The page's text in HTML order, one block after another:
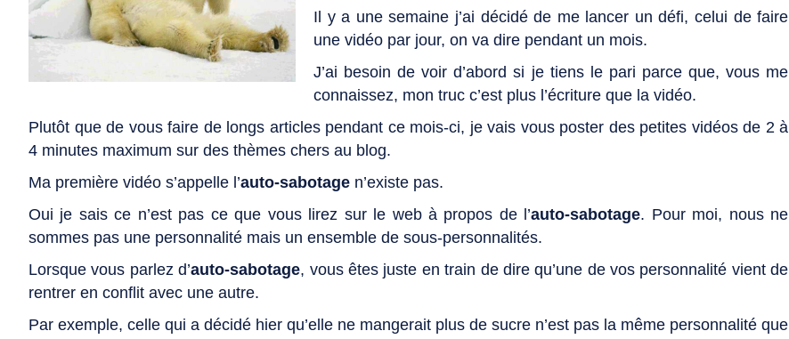
Il y a une semaine j’ai décidé de me lancer un défi, celui de faire
une vidéo par jour, on va dire pendant un mois.
J’ai besoin de voir d’abord si je tiens le pari parce que, vous me
connaissez, mon truc c’est plus l’écriture que la vidéo.
Plutôt que de vous faire de longs articles pendant ce mois-ci, je vais vous poster des petites vidéos de 2 à
4 minutes maximum sur des thèmes chers au blog.
Ma première vidéo s’appelle l’auto-sabotage n’existe pas.
Oui je sais ce n’est pas ce que vous lirez sur le web à propos de l’auto-sabotage. Pour moi, nous ne
sommes pas une personnalité mais un ensemble de sous-personnalités.
Lorsque vous parlez d’auto-sabotage, vous êtes juste en train de dire qu’une de vos personnalité vient de
rentrer en conflit avec une autre.
Par exemple, celle qui a décidé hier qu’elle ne mangerait plus de sucre n’est pas la même personnalité que